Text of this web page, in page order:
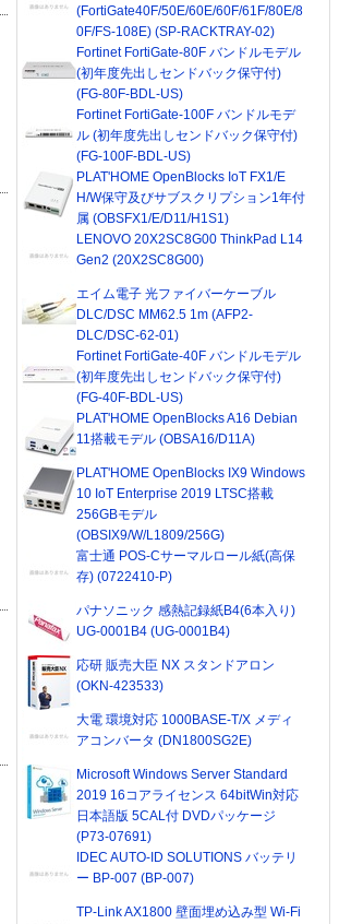
(FortiGate40F/50E/60E/60F/61F/80E/8
0F/FS-108E) (SP-RACKTRAY-02)
Fortinet FortiGate-80F バンドルモデル
(初年度先出しセンドバック保守付)
(FG-80F-BDL-US)
Fortinet FortiGate-100F バンドルモデ
ル (初年度先出しセンドバック保守付)
(FG-100F-BDL-US)
PLAT'HOME OpenBlocks IoT FX1/E
H/W保守及びサブスクリプション1年付
属 (OBSFX1/E/D11/H1S1)
LENOVO 20X2SC8G00 ThinkPad L14
Gen2 (20X2SC8G00)
エイム電子 光ファイバーケーブル
DLC/DSC MM62.5 1m (AFP2-
DLC/DSC-62-01)
Fortinet FortiGate-40F バンドルモデル
(初年度先出しセンドバック保守付)
(FG-40F-BDL-US)
PLAT'HOME OpenBlocks A16 Debian
11搭載モデル (OBSA16/D11A)
PLAT'HOME OpenBlocks IX9 Windows
10 IoT Enterprise 2019 LTSC搭載
256GBモデル
(OBSIX9/W/L1809/256G)
富士通 POS-Cサーマルロール紙(高保
存) (0722410-P)
パナソニック 感熱記録紙B4(6本入り)
UG-0001B4 (UG-0001B4)
応研 販売大臣 NX スタンドアロン
(OKN-423533)
大電 環境対応 1000BASE-T/X メディ
アコンバータ (DN1800SG2E)
Microsoft Windows Server Standard
2019 16コアライセンス 64bitWin対応
日本語版 5CAL付 DVDパッケージ
(P73-07691)
IDEC AUTO-ID SOLUTIONS バッテリ
ー BP-007 (BP-007)
TP-Link AX1800 壁面埋め込み型 Wi-Fi